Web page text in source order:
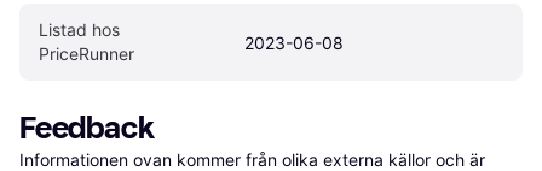
Listad hos
PriceRunner
2023-06-08
Feedback
Informationen ovan kommer från olika externa källor och är